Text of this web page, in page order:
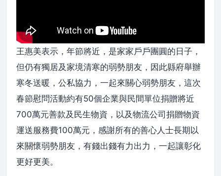
王惠美表示，年節將近，是家家戶戶團圓的日子，
但仍有獨居及家境清寒的弱勢朋友，因此縣府舉辦
寒冬送暖，公私協力，一起來關心弱勢朋友，這次
春節慰問活動約有50個企業與民間單位捐贈將近
700萬元善款及民生物資，以及物流公司捐贈物資
運送服務費100萬元，感謝所有的善心人士長期以
來關懷弱勢朋友，有錢出錢有力出力，一起讓彰化
更好更美。